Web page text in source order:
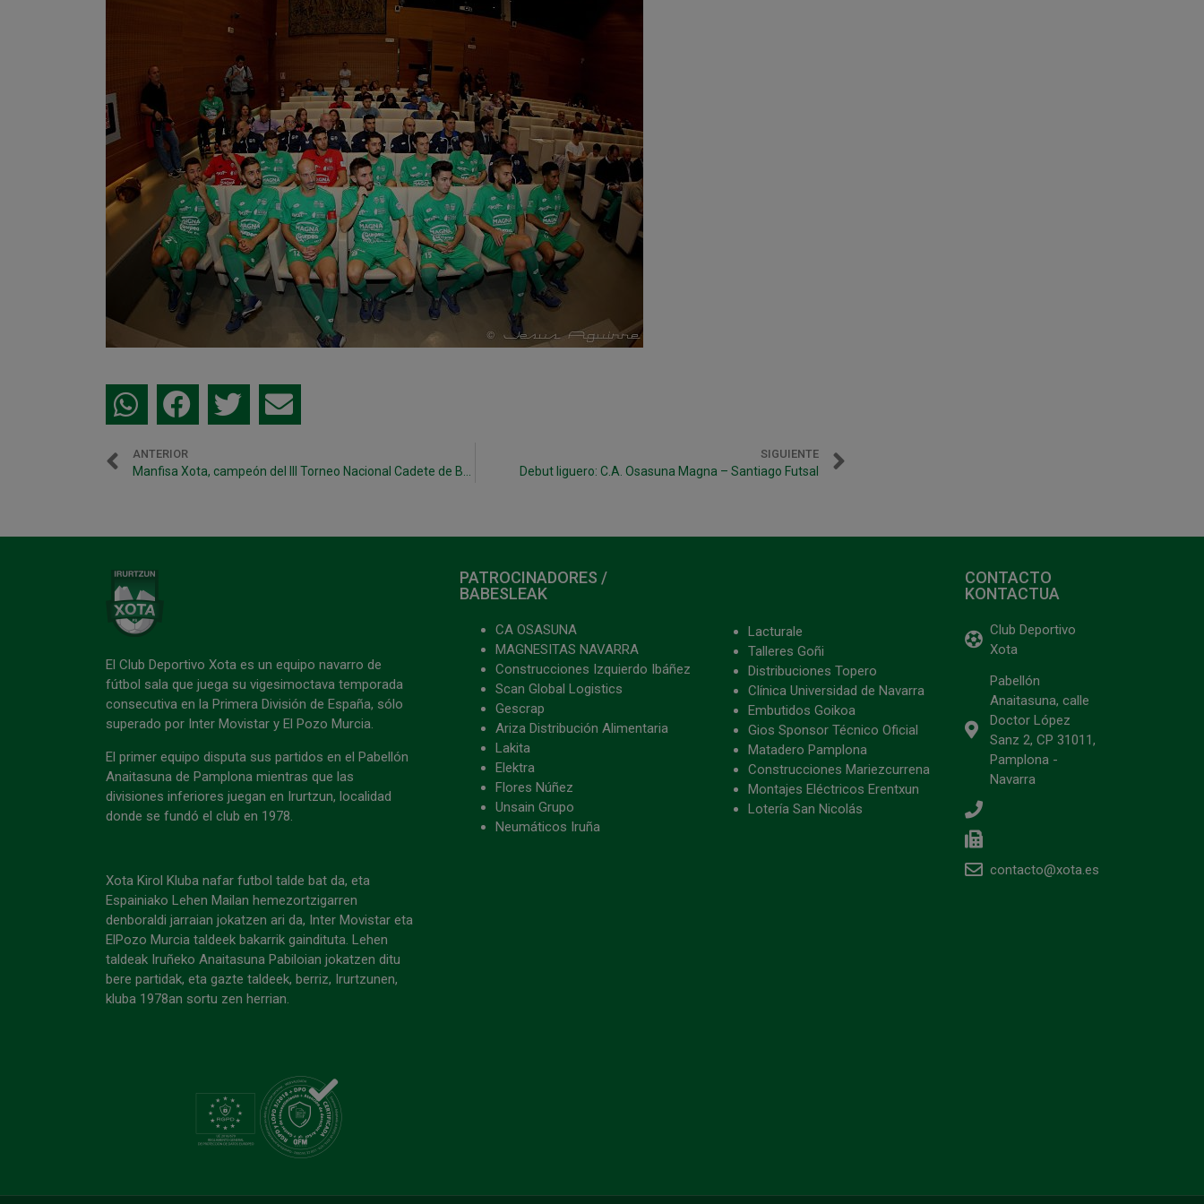
ANTERIOR SIGUIENTE
Debut liguero: C.A. Osasuna Magna – Santiago Futsal
El Club Deportivo Xota es un equipo navarro de
fútbol sala que juega su vigesimoctava temporada
consecutiva en la Primera División de España, sólo
superado por Inter Movistar y El Pozo Murcia.
El primer equipo disputa sus partidos en el Pabellón
Anaitasuna de Pamplona mientras que las
divisiones inferiores juegan en Irurtzun, localidad
donde se fundó el club en 1978.
Xota Kirol Kluba nafar futbol talde bat da, eta
Espainiako Lehen Mailan hemezortzigarren
denboraldi jarraian jokatzen ari da, Inter Movistar eta
ElPozo Murcia taldeek bakarrik gaindituta. Lehen
taldeak Iruñeko Anaitasuna Pabiloian jokatzen ditu
bere partidak, eta gazte taldeek, berriz, Irurtzunen,
kluba 1978an sortu zen herrian.
PATROCINADORES /
BABESLEAK
CA OSASUNA
MAGNESITAS NAVARRA
Construcciones Izquierdo Ibáñez
Scan Global Logistics
Gescrap
Ariza Distribución Alimentaria
Lakita
Elektra
Flores Núñez
Unsain Grupo
Neumáticos Iruña
Lacturale
Talleres Goñi
Distribuciones Topero
Clínica Universidad de Navarra
Embutidos Goikoa
Gios Sponsor Técnico Oficial
Matadero Pamplona
Construcciones Mariezcurrena
Montajes Eléctricos Erentxun
Lotería San Nicolás
CONTACTO
KONTACTUA
Club Deportivo
Xota
Pabellón
Anaitasuna, calle
Doctor López
Sanz 2, CP 31011,
Pamplona -
Navarra
contacto@xota.es